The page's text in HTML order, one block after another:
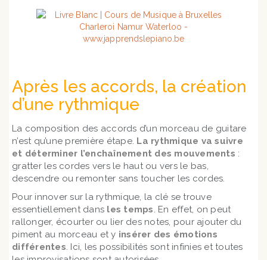
Après les accords, la création
d’une rythmique
La composition des accords d’un morceau de guitare
n’est qu’une première étape. La rythmique va suivre
et déterminer l’enchaînement des mouvements :
gratter les cordes vers le haut ou vers le bas,
descendre ou remonter sans toucher les cordes.
Pour innover sur la rythmique, la clé se trouve
essentiellement dans les temps. En effet, on peut
rallonger, écourter ou lier des notes, pour ajouter du
piment au morceau et y insérer des émotions
différentes. Ici, les possibilités sont infinies et toutes